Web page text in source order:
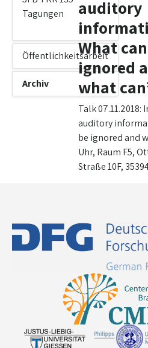
Tagungen
Öffentlichkeitsarbeit
Archiv
auditory
What
ignored
what
Talk 07.11.2018:
auditory
be ignored and
Uhr, Raum F5,
Straße 10F,